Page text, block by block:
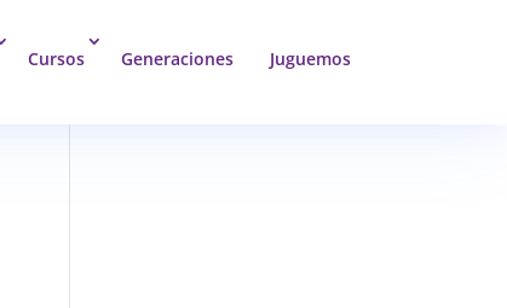
Cursos Generaciones Juguemos